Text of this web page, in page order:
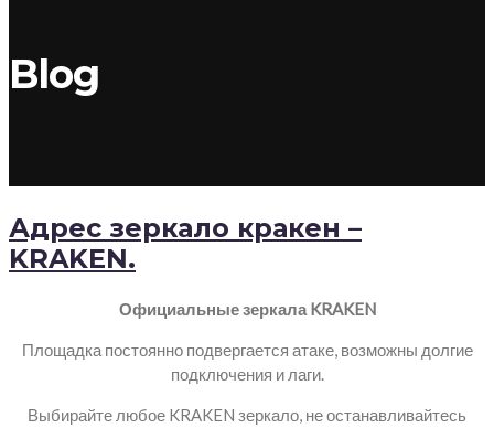
Blog
Адрес зеркало кракен –
KRAKEN.
Официальные зеркала KRAKEN
Площадка постоянно подвергается атаке, возможны долгие
подключения и лаги.
Выбирайте любое KRAKEN зеркало, не останавливайтесь